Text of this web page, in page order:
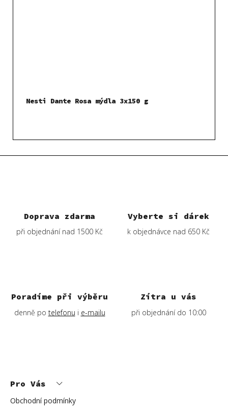
Doprava zdarma
při objednání nad 1500 Kč
Vyberte si dárek
k objednávce nad 650 Kč
Poradíme při výběru
denně po telefonu i e-mailu
Zítra u vás
při objednání do 10:00
Nesti Dante Rosa mýdla 3x150 g
Pro Vás
Obchodní podmínky